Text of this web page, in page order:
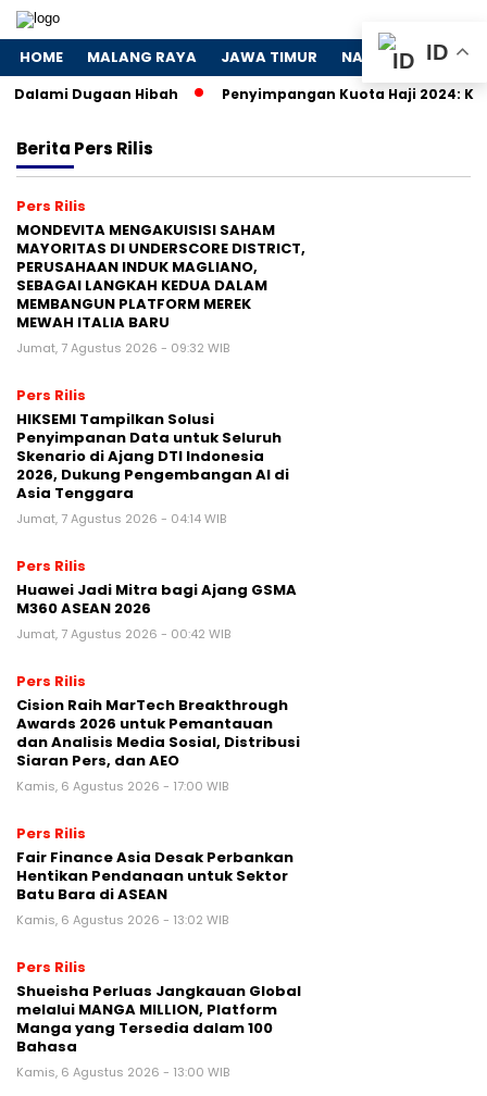
HOME MALANG RAYA JAWA TIMUR NASIONAL
Dugaan Hibah Penyimpangan Kuota Haji 2024: KPK
Berita Pers Rilis
Pers Rilis
MONDEVITA MENGAKUISISI SAHAM
MAYORITAS DI UNDERSCORE DISTRICT,
PERUSAHAAN INDUK MAGLIANO,
SEBAGAI LANGKAH KEDUA DALAM
MEMBANGUN PLATFORM MEREK
MEWAH ITALIA BARU
Jumat, 7 Agustus 2026 - 09:32 WIB
Pers Rilis
HIKSEMI Tampilkan Solusi
Penyimpanan Data untuk Seluruh
Skenario di Ajang DTI Indonesia
2026, Dukung Pengembangan AI di
Asia Tenggara
Jumat, 7 Agustus 2026 - 04:14 WIB
Pers Rilis
Huawei Jadi Mitra bagi Ajang GSMA
M360 ASEAN 2026
Jumat, 7 Agustus 2026 - 00:42 WIB
Pers Rilis
Cision Raih MarTech Breakthrough
Awards 2026 untuk Pemantauan
dan Analisis Media Sosial, Distribusi
Siaran Pers, dan AEO
Kamis, 6 Agustus 2026 - 17:00 WIB
Pers Rilis
Fair Finance Asia Desak Perbankan
Hentikan Pendanaan untuk Sektor
Batu Bara di ASEAN
Kamis, 6 Agustus 2026 - 13:02 WIB
Pers Rilis
Shueisha Perluas Jangkauan Global
melalui MANGA MILLION, Platform
Manga yang Tersedia dalam 100
Bahasa
Kamis, 6 Agustus 2026 - 13:00 WIB
ID